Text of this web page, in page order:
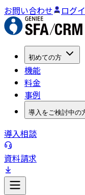
お問い合わせ ログ
初めての方
機能
料金
事例
導入をご検討中の
導入相談
資料請求